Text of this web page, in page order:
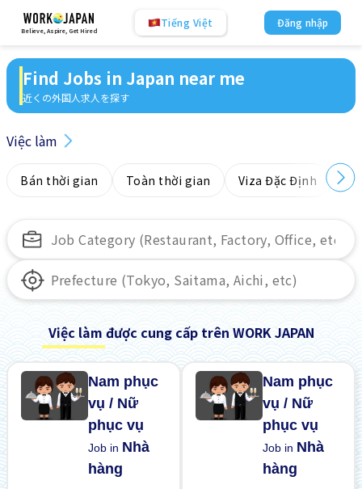
Believe, Aspire, Get Hired
Tiếng Việt Đăng nhập
Find Jobs in Japan near me
近くの外国人求人を探す
Việc làm
Bán thời gian Toàn thời gian Viza Đặc Định
Việc làm được cung cấp trên WORK JAPAN
Nam phục
vụ / Nữ
phục vụ
Job in Nhà
hàng
Nam phục
vụ / Nữ
phục vụ
Job in Nhà
hàng